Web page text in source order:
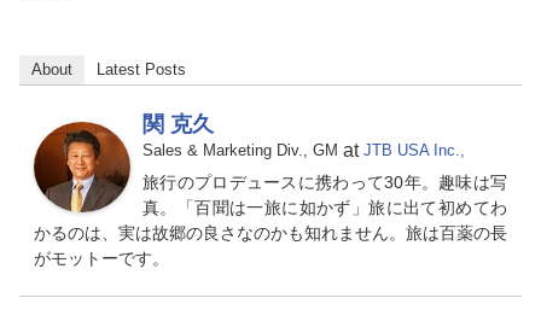
About Latest Posts
関 克久
Sales & Marketing Div., GM at JTB USA Inc.,
旅行のプロデュースに携わって30年。趣味は写
真。「百聞は一旅に如かず」旅に出て初めてわ
かるのは、実は故郷の良さなのかも知れません。旅は百薬の長
がモットーです。